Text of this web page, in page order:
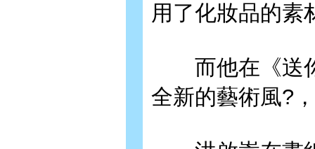
用了化妝品的素
而他在《送你
全新的藝術風?